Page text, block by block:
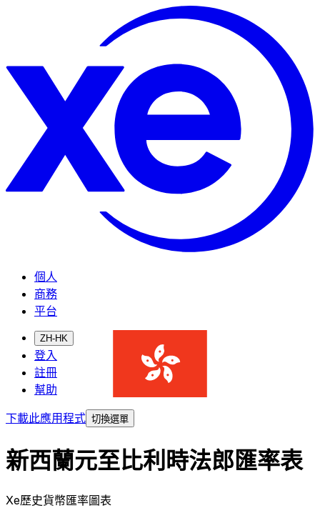
個人
商務
平台
ZH-HK
登入
註冊
幫助
下載此應用程式 切換選單
新西蘭元至比利時法郎匯率表
Xe歷史貨幣匯率圖表